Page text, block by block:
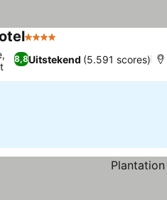
4 Sterren
8,8Uitstekend (5.591 scores)